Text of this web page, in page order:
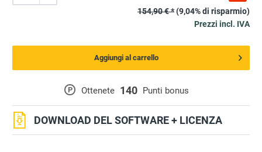
P Ottenete 140 Punti bonus
DOWNLOAD DEL SOFTWARE + LICENZA
154,90 € *(9,04% di risparmio)
Prezzi incl. IVA
Aggiungi al carrello